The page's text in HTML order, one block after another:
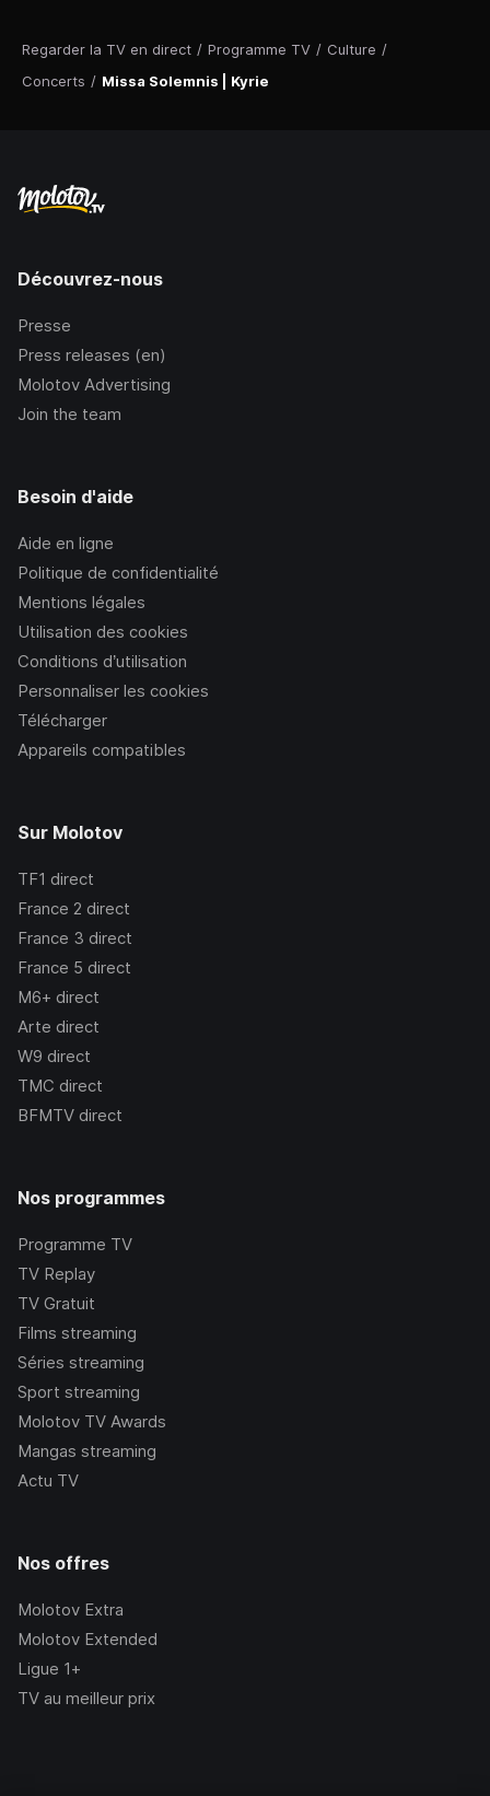
Regarder la TV en direct / Programme TV / Culture /
Concerts / Missa Solemnis | Kyrie
Découvrez-nous
Presse
Press releases (en)
Molotov Advertising
Join the team
Besoin d'aide
Aide en ligne
Politique de confidentialité
Mentions légales
Utilisation des cookies
Conditions d’utilisation
Personnaliser les cookies
Télécharger
Appareils compatibles
Sur Molotov
TF1 direct
France 2 direct
France 3 direct
France 5 direct
M6+ direct
Arte direct
W9 direct
TMC direct
BFMTV direct
Nos programmes
Programme TV
TV Replay
TV Gratuit
Films streaming
Séries streaming
Sport streaming
Molotov TV Awards
Mangas streaming
Actu TV
Nos offres
Molotov Extra
Molotov Extended
Ligue 1+
TV au meilleur prix